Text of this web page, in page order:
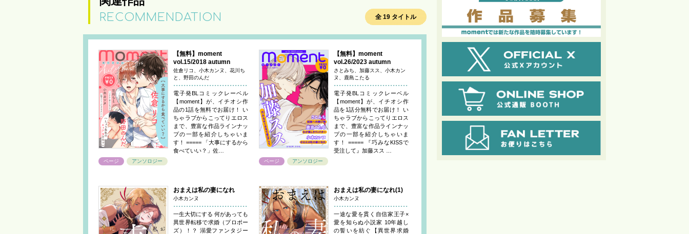
RECOMMENDATION 全 19 タイトル
【無料】moment
vol.15/2018 autumn
佐倉リコ、小木カンヌ、花川ち
と、野田のんだ
電子発BLコミックレーベル
【moment】が、イチオシ作
品の1話を無料でお届け！ い
ちゃラブからこってりエロス
まで、豊富な作品ラインナッ
プの一部を紹介しちゃいま
す！ ===== 「大事にするから
食べていい？」佐…
ページ アンソロジー
【無料】moment
vol.26/2023 autumn
さとみち、加藤スス、小木カン
ヌ、鹿島こたる
電子発BLコミックレーベル
【moment】が、イチオシ作
品を1話分無料でお届け！ い
ちゃラブからこってりエロス
まで、豊富な作品ラインナッ
プの一部を紹介しちゃいま
す！ ===== 『巧みなKISSで
受注して』加藤スス …
ページ アンソロジー
おまえは私の妻になれ
小木カンヌ
一生大切にする 何があっても
異世界転移で求婚（プロポー
ズ）！？ 溺愛ファンタジー
おまえは私の妻になれ(1)
小木カンヌ
一途な愛を貫く自信家王子×
愛を知らぬ小説家 10年越し
の誓いを紡ぐ【異世界求婚